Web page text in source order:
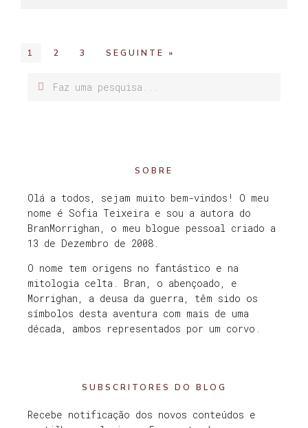
1 2 3 SEGUINTE »
SOBRE
Olá a todos, sejam muito bem-vindos! O meu
nome é Sofia Teixeira e sou a autora do
BranMorrighan, o meu blogue pessoal criado a
13 de Dezembro de 2008.
O nome tem origens no fantástico e na
mitologia celta. Bran, o abençoado, e
Morrighan, a deusa da guerra, têm sido os
símbolos desta aventura com mais de uma
década, ambos representados por um corvo.
SUBSCRITORES DO BLOG
Recebe notificação dos novos conteúdos e